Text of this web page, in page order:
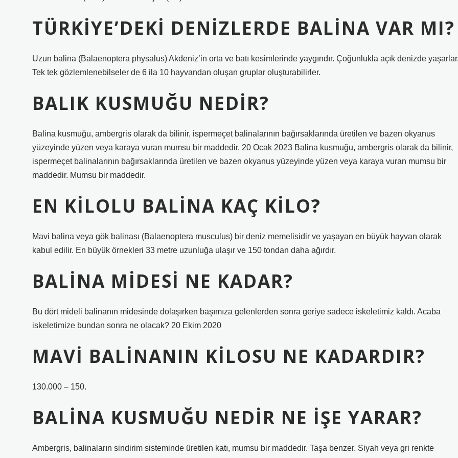
TÜRKIYE’DEKI DENIZLERDE BALINA VAR MI?
Uzun balina (Balaenoptera physalus) Akdeniz’in orta ve batı kesimlerinde yaygındır. Çoğunlukla açık denizde
Tek tek gözlemlenebilseler de 6 ila 10 hayvandan oluşan gruplar oluşturabilirler.
BALIK KUSMUĞU NEDIR?
Balina kusmuğu, ambergris olarak da bilinir, ispermeçet balinalarının bağırsaklarında üretilen ve bazen okyanus
yüzeyinde yüzen veya karaya vuran mumsu bir maddedir. 20 Ocak 2023 Balina kusmuğu, ambergris olarak da bilinir,
ispermeçet balinalarının bağırsaklarında üretilen ve bazen okyanus yüzeyinde yüzen veya karaya vuran mumsu bir
maddedir. Mumsu bir maddedir.
EN KILOLU BALINA KAÇ KILO?
Mavi balina veya gök balinası (Balaenoptera musculus) bir deniz memelisidir ve yaşayan en büyük hayvan olarak
kabul edilir. En büyük örnekleri 33 metre uzunluğa ulaşır ve 150 tondan daha ağırdır.
BALINA MIDESI NE KADAR?
Bu dört mideli balinanın midesinde dolaşırken başımıza gelenlerden sonra geriye sadece iskeletimiz kaldı. Acaba
iskeletimize bundan sonra ne olacak? 20 Ekim 2020
MAVI BALINANIN KILOSU NE KADARDIR?
130.000 – 150.
BALINA KUSMUĞU NEDIR NE IŞE YARAR?
Ambergris, balinaların sindirim sisteminde üretilen katı, mumsu bir maddedir. Taşa benzer. Siyah veya gri renkte